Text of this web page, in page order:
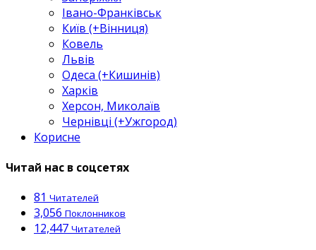
Івано-Франківськ
Київ (+Вінниця)
Ковель
Львів
Одеса (+Кишинів)
Харків
Херсон, Миколаїв
Чернівці (+Ужгород)
Корисне
Читай нас в соцсетях
81 Читателей
3,056 Поклонников
12,447 Читателей